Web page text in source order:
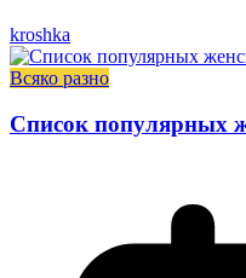
kroshka
Всяко разно
Список популярных